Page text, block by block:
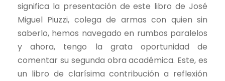
significa la presentación de este libro de José
Miguel Piuzzi, colega de armas con quien sin
saberlo, hemos navegado en rumbos paralelos
y ahora, tengo la grata oportunidad de
comentar su segunda obra académica. Este, es
un libro de clarísima contribución a reflexión